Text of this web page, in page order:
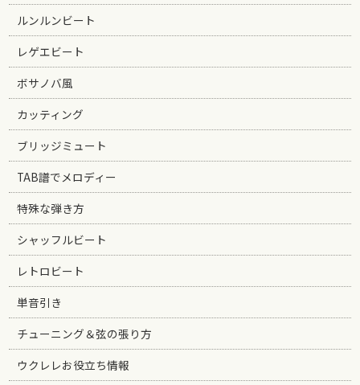
ルンルンビート
レゲエビート
ボサノバ風
カッティング
ブリッジミュート
TAB譜でメロディー
特殊な弾き方
シャッフルビート
レトロビート
単音引き
チューニング＆弦の張り方
ウクレレお役立ち情報